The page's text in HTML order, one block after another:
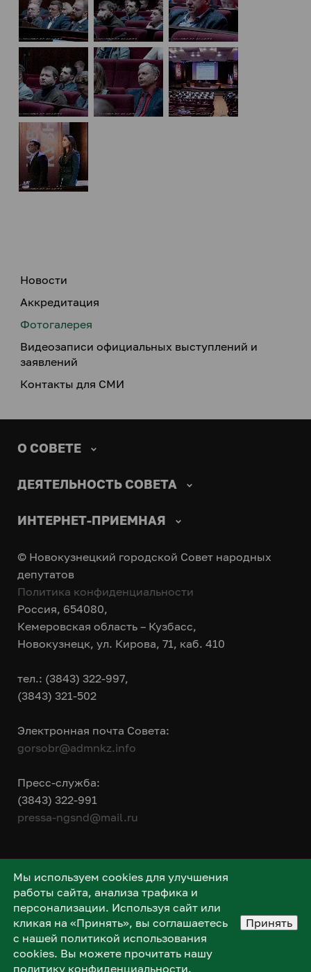
Новости
Аккредитация
Фотогалерея
Видеозаписи официальных выступлений и
заявлений
Контакты для СМИ
О СОВЕТЕ
ДЕЯТЕЛЬНОСТЬ СОВЕТА
ИНТЕРНЕТ-ПРИЕМНАЯ
© Новокузнецкий городской Совет народных
депутатов
Политика конфиденциальности
Россия, 654080,
Кемеровская область – Кузбасс,
Новокузнецк, ул. Кирова, 71, каб. 410
тел.: (3843) 322-997,
(3843) 321-502
Электронная почта Совета:
gorsobr@admnkz.info
Пресс-служба:
(3843) 322-991
pressa-ngsnd@mail.ru
Мы используем cookies для улучшения
работы сайта, анализа трафика и
персонализации. Используя сайт или
кликая на «Принять», вы соглашаетесь
с нашей политикой использования
cookies. Вы можете прочитать нашу
политику конфиденциальности.
Принять